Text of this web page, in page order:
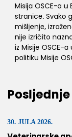
Misija OSCE-a
stranice. Svako
mišljenje,
nije izričito
iz Misije OSCE-
politiku Misije
30. JULA 2026.